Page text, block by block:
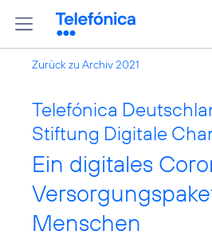
Zurück zu Archiv 2021
Telefónica
Stiftung Digitale
Ein digitales
Menschen